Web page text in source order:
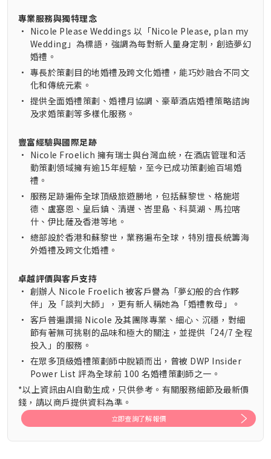
專業服務與獨特理念
• Nicole Please Weddings 以「Nicole Please, plan my
Wedding」為標語，強調為每對新人量身定制，創造夢幻
婚禮。
• 專長於策劃目的地婚禮及跨文化婚禮，能巧妙融合不同文
化和傳統元素。
• 提供全面婚禮策劃、婚禮月協調、豪華酒店婚禮策略諮詢
及求婚策劃等多樣化服務。
豐富經驗與國際足跡
• Nicole Froelich 擁有瑞士與台灣血統，在酒店管理和活
動策劃領域擁有逾15年經驗，至今已成功策劃逾百場婚
禮。
• 服務足跡遍佈全球頂級旅遊勝地，包括蘇黎世、格施塔
德、盧塞恩、皇后鎮、清邁、峇里島、科莫湖、馬拉喀
什、伊比薩及香港等地。
• 總部設於香港和蘇黎世，業務遍布全球，特別擅長統籌海
外婚禮及跨文化婚禮。
卓越評價與客戶支持
• 創辦人 Nicole Froelich 被客戶譽為「夢幻般的合作夥
伴」及「談判大師」，更有新人稱她為「婚禮教母」。
• 客戶普遍讚揚 Nicole 及其團隊專業、細心、沉穩，對細
節有著無可挑剔的品味和極大的關注，並提供「24/7 全程
投入」的服務。
• 在眾多頂級婚禮策劃師中脫穎而出，曾被 DWP Insider
Power List 評為全球前 100 名婚禮策劃師之一。
*以上資訊由AI自動生成，只供參考。有關服務細節及最新價
錢，請以商戶提供資料為準。
立即查詢了解報價